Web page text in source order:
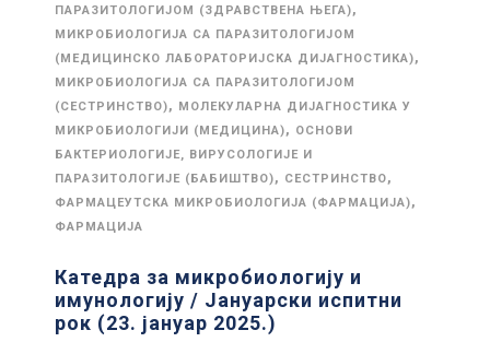
ПАРАЗИТОЛОГИЈОМ (ЗДРАВСТВЕНА ЊЕГА),
МИКРОБИОЛОГИЈА СА ПАРАЗИТОЛОГИЈОМ
(МЕДИЦИНСКО ЛАБОРАТОРИЈСКА ДИЈАГНОСТИКА),
МИКРОБИОЛОГИЈА СА ПАРАЗИТОЛОГИЈОМ
(СЕСТРИНСТВО), МОЛЕКУЛАРНА ДИЈАГНОСТИКА У
МИКРОБИОЛОГИЈИ (МЕДИЦИНА), ОСНОВИ
БАКТЕРИОЛОГИЈЕ, ВИРУСОЛОГИЈЕ И
ПАРАЗИТОЛОГИЈЕ (БАБИШТВО), СЕСТРИНСТВО,
ФАРМАЦЕУТСКА МИКРОБИОЛОГИЈА (ФАРМАЦИЈА),
ФАРМАЦИЈА
Катедра за микробиологију и
имунологију / Јануарски испитни
рок (23. јануар 2025.)